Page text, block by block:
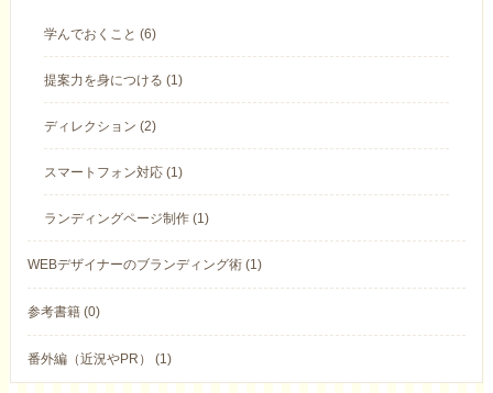
学んでおくこと (6)
提案力を身につける (1)
ディレクション (2)
スマートフォン対応 (1)
ランディングページ制作 (1)
WEBデザイナーのブランディング術 (1)
参考書籍 (0)
番外編（近況やPR） (1)